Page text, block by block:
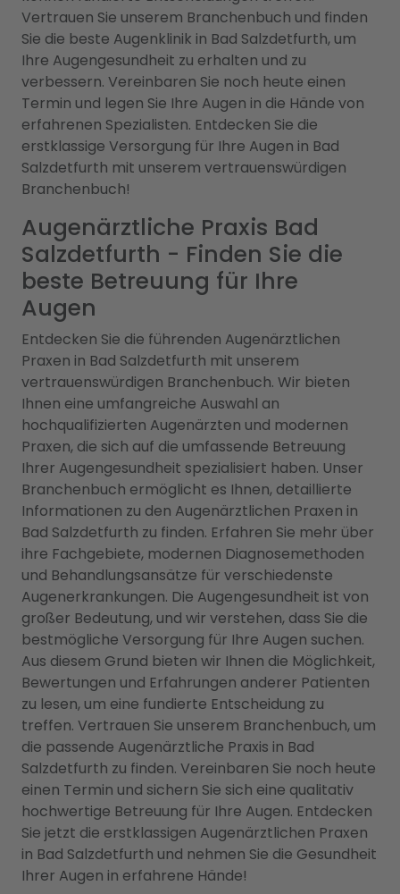
Vertrauen Sie unserem Branchenbuch und finden
Sie die beste Augenklinik in Bad Salzdetfurth, um
Ihre Augengesundheit zu erhalten und zu
verbessern. Vereinbaren Sie noch heute einen
Termin und legen Sie Ihre Augen in die Hände von
erfahrenen Spezialisten. Entdecken Sie die
erstklassige Versorgung für Ihre Augen in Bad
Salzdetfurth mit unserem vertrauenswürdigen
Branchenbuch!
Augenärztliche Praxis Bad
Salzdetfurth - Finden Sie die
beste Betreuung für Ihre
Augen
Entdecken Sie die führenden Augenärztlichen
Praxen in Bad Salzdetfurth mit unserem
vertrauenswürdigen Branchenbuch. Wir bieten
Ihnen eine umfangreiche Auswahl an
hochqualifizierten Augenärzten und modernen
Praxen, die sich auf die umfassende Betreuung
Ihrer Augengesundheit spezialisiert haben. Unser
Branchenbuch ermöglicht es Ihnen, detaillierte
Informationen zu den Augenärztlichen Praxen in
Bad Salzdetfurth zu finden. Erfahren Sie mehr über
ihre Fachgebiete, modernen Diagnosemethoden
und Behandlungsansätze für verschiedenste
Augenerkrankungen. Die Augengesundheit ist von
großer Bedeutung, und wir verstehen, dass Sie die
bestmögliche Versorgung für Ihre Augen suchen.
Aus diesem Grund bieten wir Ihnen die Möglichkeit,
Bewertungen und Erfahrungen anderer Patienten
zu lesen, um eine fundierte Entscheidung zu
treffen. Vertrauen Sie unserem Branchenbuch, um
die passende Augenärztliche Praxis in Bad
Salzdetfurth zu finden. Vereinbaren Sie noch heute
einen Termin und sichern Sie sich eine qualitativ
hochwertige Betreuung für Ihre Augen. Entdecken
Sie jetzt die erstklassigen Augenärztlichen Praxen
in Bad Salzdetfurth und nehmen Sie die Gesundheit
Ihrer Augen in erfahrene Hände!